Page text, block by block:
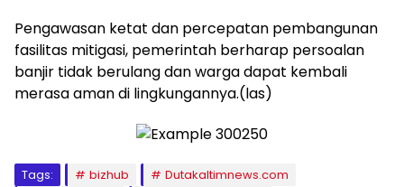
Pengawasan ketat dan percepatan pembangunan
fasilitas mitigasi, pemerintah berharap persoalan
banjir tidak berulang dan warga dapat kembali
merasa aman di lingkungannya.(las)
Tags: bizhub
Dutakaltimnews.com